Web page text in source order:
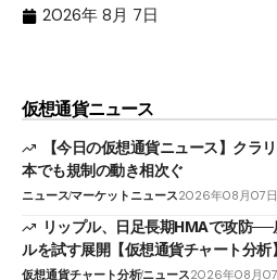
2026年 8月 7日
仮想通貨ニュース
【今日の仮想通貨ニュース】クラ
本でも規制の動き相次ぐ
ニュースマーケットニュース2026年08月07
リップル、日足長期HMAで攻防
ルを試す展開【仮想通貨チャート分析
仮想通貨チャート分析ニュース2026年08月